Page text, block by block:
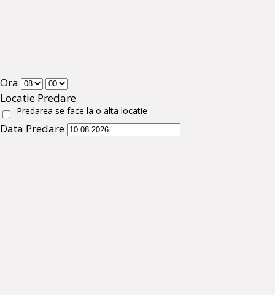
Ora
Locatie Predare
Predarea se face la o alta locatie
Data Predare